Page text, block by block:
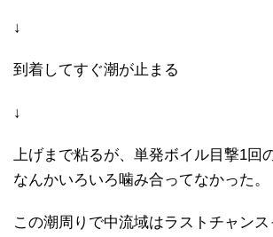
↓
到着してすぐ潮が止まる
↓
上げまで粘るが、単発ボイル目撃1回
なんかいろいろ噛み合ってなかった。
この潮周りで中流域はラストチャン